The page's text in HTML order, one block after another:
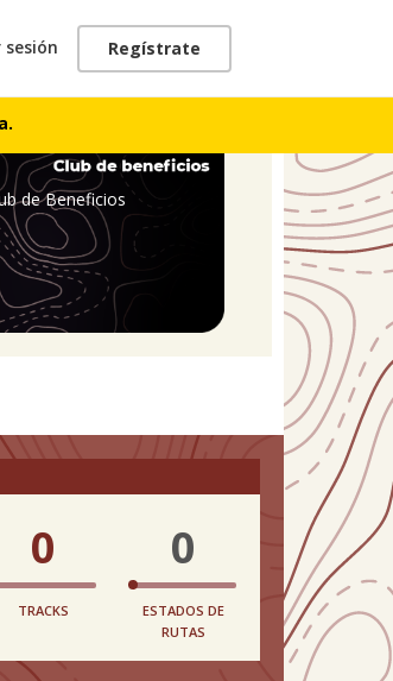
sesión Regístrate
de Beneficios
0
TRACKS
0
ESTADOS DE
RUTAS